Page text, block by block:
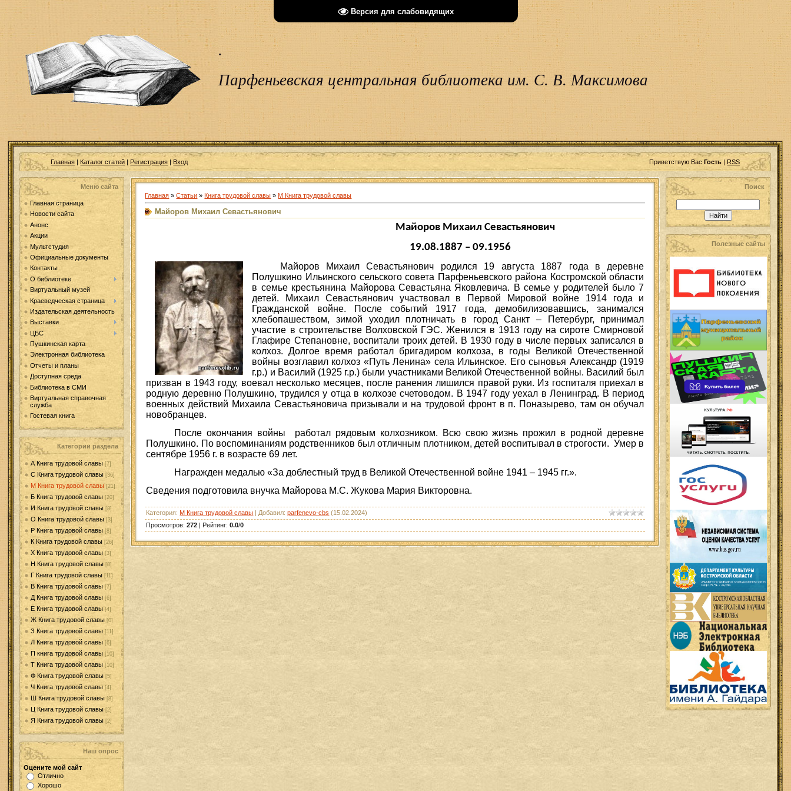
Версия для слабовидящих
.
Парфеньевская центральная библиотека им. С. В. Максимова
Главная |Каталог статей | Регистрация | Вход Приветствую Вас Гость | RSS
Меню сайта
Главная страница
Новости сайта
Анонс
Акции
Мультстудия
Официальные документы
Контакты
О библиотеке
Виртуальный музей
Краеведческая страница
Издательская деятельность
Выставки
ЦБС
Пушкинская карта
Электронная библиотека
Отчеты и планы
Доступная среда
Библиотека в СМИ
Виртуальная справочная
служба
Гостевая книга
Категории раздела
А Книга трудовой славы [7]
С Книга трудовой славы [36]
М Книга трудовой славы [21]
Б Книга трудовой славы [20]
И Книга трудовой славы [8]
О Книга трудовой славы [3]
Р Книга трудовой славы [8]
К Книга трудовой славы [26]
Х Книга трудовой славы [3]
Н Книга трудовой славы [8]
Г Книга трудовой славы [11]
В Книга трудовой славы [7]
Д Книга трудовой славы [6]
Е Книга трудовой славы [4]
Ж Книга трудовой славы [0]
З Книга трудовой славы [11]
Л Книга трудовой славы [6]
П книга трудовой славы [10]
Т Книга трудовой славы [10]
Ф Книга трудовой славы [5]
Ч Книга трудовой славы [4]
Ш Книга трудовой славы [8]
Ц Книга трудовой славы [2]
Я Книга трудовой славы [2]
Наш опрос
Оцените мой сайт
Отлично
Хорошо
Главная »Статьи »Книга трудовой славы »М Книга трудовой славы
Майоров Михаил Севастьянович
Майоров Михаил Севастьянович
19.08.1887 – 09.1956
Майоров Михаил Севастьянович родился 19 августа 1887 года в деревне
Полушкино Ильинского сельского совета Парфеньевского района Костромской области
в семье крестьянина Майорова Севастьяна Яковлевича. В семье у родителей было 7
детей. Михаил Севастьянович участвовал в Первой Мировой войне 1914 года и
Гражданской войне. После событий 1917 года, демобилизовавшись, занимался
хлебопашеством, зимой уходил плотничать в город Санкт – Петербург, принимал
участие в строительстве Волховской ГЭС. Женился в 1913 году на сироте Смирновой
Глафире Степановне, воспитали троих детей. В 1930 году в числе первых записался в
колхоз. Долгое время работал бригадиром колхоза, в годы Великой Отечественной
войны возглавил колхоз «Путь Ленина» села Ильинское. Его сыновья Александр (1919
г.р.) и Василий (1925 г.р.) были участниками Великой Отечественной войны. Василий был
призван в 1943 году, воевал несколько месяцев, после ранения лишился правой руки. Из госпиталя приехал в
родную деревню Полушкино, трудился у отца в колхозе счетоводом. В 1947 году уехал в Ленинград. В период
военных действий Михаила Севастьяновича призывали и на трудовой фронт в п. Поназырево, там он обучал
новобранцев.
После окончания войны работал рядовым колхозником. Всю свою жизнь прожил в родной деревне
Полушкино. По воспоминаниям родственников был отличным плотником, детей воспитывал в строгости. Умер в
сентябре 1956 г. в возрасте 69 лет.
Награжден медалью «За доблестный труд в Великой Отечественной войне 1941 – 1945 гг.».
Сведения подготовила внучка Майорова М.С. Жукова Мария Викторовна.
Категория:М Книга трудовой славы | Добавил:parfenevo-cbs (15.02.2024)
Просмотров:272 | Рейтинг:0.0/0
Поиск
Полезные сайты